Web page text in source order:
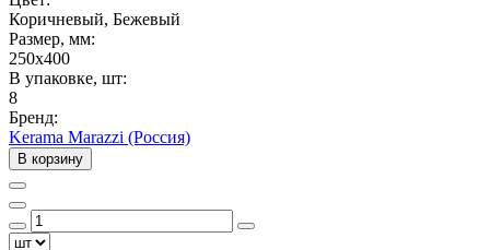
Коричневый, Бежевый
Размер, мм:
250x400
В упаковке, шт:
8
Бренд:
Kerama Marazzi (Россия)
В корзину